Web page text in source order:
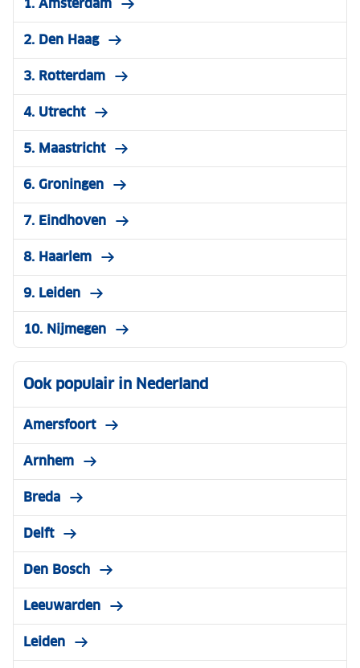
2. Den Haag
3. Rotterdam
4. Utrecht
5. Maastricht
6. Groningen
7. Eindhoven
8. Haarlem
9. Leiden
10. Nijmegen
Ook populair in Nederland
Amersfoort
Arnhem
Breda
Delft
Den Bosch
Leeuwarden
Leiden